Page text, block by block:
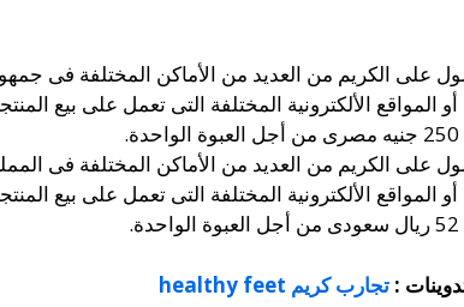
على الكريم من العديد من الأماكن المختلفة فى
المواقع الألكترونية المختلفة التى تعمل على
على الكريم من العديد من الأماكن المختلفة فى
المواقع الألكترونية المختلفة التى تعمل على
: تجارب كريم healthy feet